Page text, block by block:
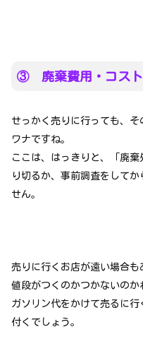
③ 廃棄費用・コスト
せっかく売りに行っても、
ワナですね。
ここは、はっきりと、「廃
り切るか、事前調査をして
せん。
売りに行くお店が遠い場合も
値段がつくのかつかないの
ガソリン代をかけて売るに
付くでしょう。